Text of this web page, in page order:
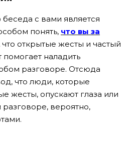
беседа с вами является
понять, что вы за
что открытые жесты и частый
помогает наладить
разговоре. Отсюда
что люди, которые
жесты, опускают глаза или
вероятно,